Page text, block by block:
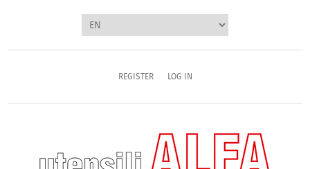
REGISTER LOG IN